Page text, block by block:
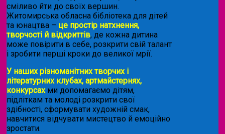
сміливо йти до своїх вершин.
Житомирська обласна бібліотека для дітей
та юнацтва – це простір натхнення,
творчості й відкриттів, де кожна дитина
може повірити в себе, розкрити свій талант
і зробити перші кроки до великої мрії.
У наших різноманітних творчих і
літературних клубах, артмайстернях,
конкурсахми допомагаємо дітям,
підліткам та молоді розкрити свої
здібності, сформувати художній смак,
навчитися відчувати мистецтво й емоційно
зростати.